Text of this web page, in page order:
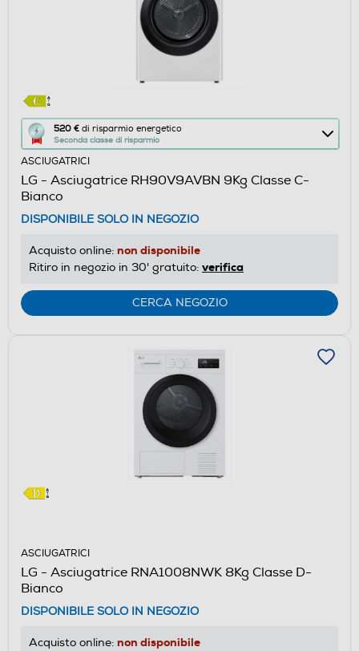
520 € di risparmio energetico
Seconda classe di risparmio
Questa
azione
aprirà
il
Calcolatore
di
risparmio
energetico
Youreko.
ASCIUGATRICI
LG - Asciugatrice RH90V9AVBN 9Kg Classe C-
Bianco
DISPONIBILE SOLO IN NEGOZIO
Acquisto online: non disponibile
Ritiro in negozio in 30' gratuito: verifica
CERCA NEGOZIO
ASCIUGATRICI
LG - Asciugatrice RNA1008NWK 8Kg Classe D-
Bianco
DISPONIBILE SOLO IN NEGOZIO
Acquisto online: non disponibile